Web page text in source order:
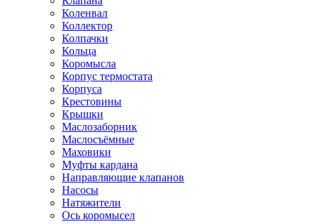
Коленвал
Коллектор
Колпачки
Кольца
Коромысла
Корпус термостата
Корпуса
Крестовины
Крышки
Маслозаборник
Маслосъёмные
Маховики
Муфты кардана
Направляющие клапанов
Насосы
Натяжители
Ось коромысел